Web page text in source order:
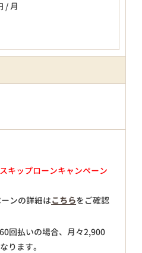
/ 月
キップローンキャンペーン
ンの詳細はこちらをご確認
回払いの場合、月々2,900
ります。